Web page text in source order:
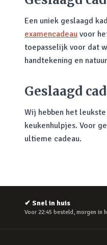
Een uniek geslaagd
examencadeau voor
toepasselijk voor dat
handtekening en
Geslaagd
Wij hebben het
keukenhulpjes. Voor
ultieme cadeau.
✔ Snel in huis
Voor 22:45 besteld, morgen in